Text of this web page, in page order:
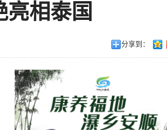
相泰国
分享到：